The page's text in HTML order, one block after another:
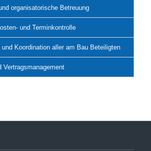
organisatorische Betreuung
und Terminkontrolle
Koordination aller am Bau Beteiligten
Vertragsmanagement